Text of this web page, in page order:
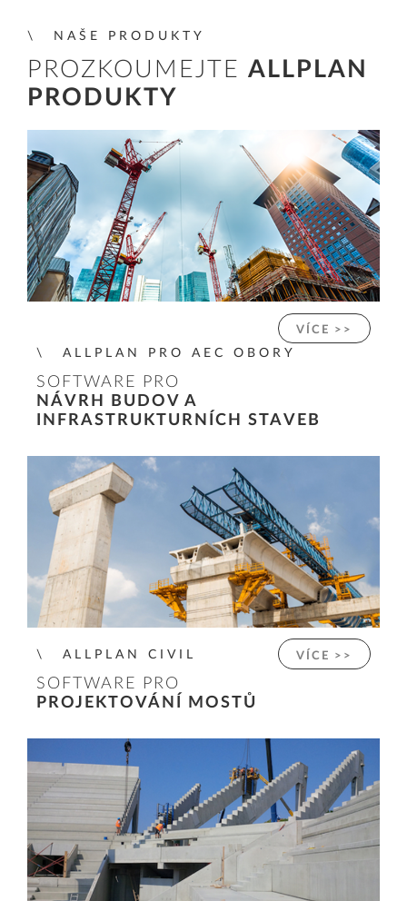
NAŠE PRODUKTY
PROZKOUMEJTE ALLPLAN
PRODUKTY
VÍCE >>
ALLPLAN PRO AEC OBORY
SOFTWARE PRO
NÁVRH BUDOV A
INFRASTRUKTURNÍCH STAVEB
VÍCE >>
ALLPLAN CIVIL
SOFTWARE PRO
PROJEKTOVÁNÍ MOSTŮ